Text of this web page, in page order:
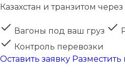
Казахстан и транзитом
Вагоны под ваш груз
Контроль перевозки
Оставить заявку Разместить